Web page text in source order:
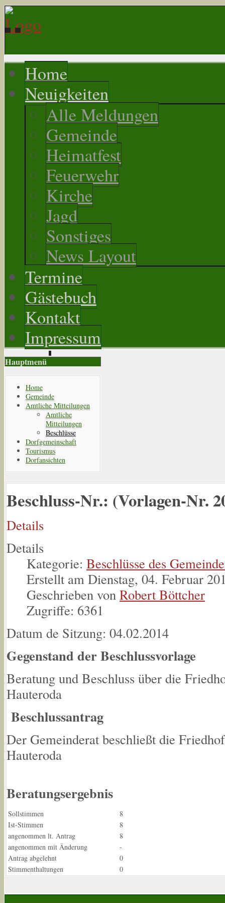
Home
Neuigkeiten
Alle Meldungen
Gemeinde
Heimatfest
Feuerwehr
Kirche
Jagd
Sonstiges
News Layout
Termine
Gästebuch
Kontakt
Impressum
Hauptmenü
Home
Gemeinde
Amtliche Mitteilungen
Amtliche
Mitteilungen
Beschlüsse
Dorfgemeinschaft
Tourismus
Dorfansichten
Beschluss-Nr.: (Vorlagen-Nr.
Details
Details
Kategorie: Beschlüsse des
Erstellt am Dienstag, 04. Februar
Geschrieben von Robert Böttcher
Zugriffe: 6361
Datum de Sitzung: 04.02.2014
Gegenstand der Beschlussvorlage
Beratung und Beschluss über die
Hauteroda
Beschlussantrag
Der Gemeinderat beschließt die
Hauteroda
Beratungsergebnis
Sollstimmen
8
Ist-Stimmen
8
angenommen lt. Antrag
8
angenommen mit Änderung
-
Antrag abgelehnt
0
Stimmenthaltungen
0